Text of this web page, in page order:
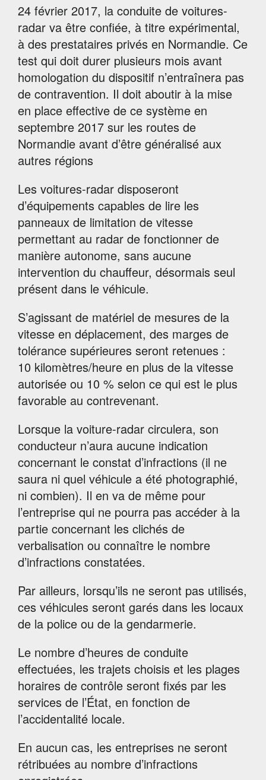
24 février 2017, la conduite de voitures-
radar va être confiée, à titre expérimental,
à des prestataires privés en Normandie. Ce
test qui doit durer plusieurs mois avant
homologation du dispositif n’entraînera pas
de contravention. Il doit aboutir à la mise
en place effective de ce système en
septembre 2017 sur les routes de
Normandie avant d’être généralisé aux
autres régions
Les voitures-radar disposeront
d’équipements capables de lire les
panneaux de limitation de vitesse
permettant au radar de fonctionner de
manière autonome, sans aucune
intervention du chauffeur, désormais seul
présent dans le véhicule.
S’agissant de matériel de mesures de la
vitesse en déplacement, des marges de
tolérance supérieures seront retenues :
10 kilomètres/heure en plus de la vitesse
autorisée ou 10 % selon ce qui est le plus
favorable au contrevenant.
Lorsque la voiture-radar circulera, son
conducteur n’aura aucune indication
concernant le constat d’infractions (il ne
saura ni quel véhicule a été photographié,
ni combien). Il en va de même pour
l’entreprise qui ne pourra pas accéder à la
partie concernant les clichés de
verbalisation ou connaître le nombre
d’infractions constatées.
Par ailleurs, lorsqu’ils ne seront pas utilisés,
ces véhicules seront garés dans les locaux
de la police ou de la gendarmerie.
Le nombre d’heures de conduite
effectuées, les trajets choisis et les plages
horaires de contrôle seront fixés par les
services de l’État, en fonction de
l’accidentalité locale.
En aucun cas, les entreprises ne seront
rétribuées au nombre d’infractions